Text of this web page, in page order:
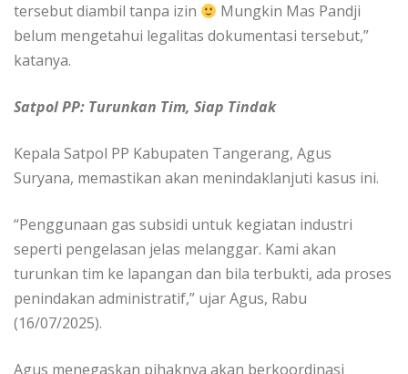
tersebut diambil tanpa izin
Mungkin Mas Pandji
belum mengetahui legalitas dokumentasi tersebut,”
katanya.
Satpol PP: Turunkan Tim, Siap Tindak
Kepala Satpol PP Kabupaten Tangerang, Agus
Suryana, memastikan akan menindaklanjuti kasus ini.
“Penggunaan gas subsidi untuk kegiatan industri
seperti pengelasan jelas melanggar. Kami akan
turunkan tim ke lapangan dan bila terbukti, ada proses
penindakan administratif,” ujar Agus, Rabu
(16/07/2025).
Agus menegaskan pihaknya akan berkoordinasi